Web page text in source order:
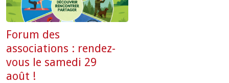
Forum des
associations : rendez-
vous le samedi 29
août !